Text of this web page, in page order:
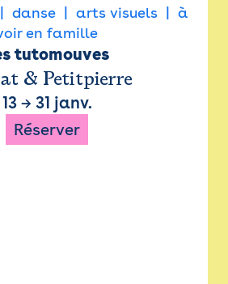
danse arts visuels
à
en famille
tutomouves
& Petitpierre
13→ 31 janv.
Réserver